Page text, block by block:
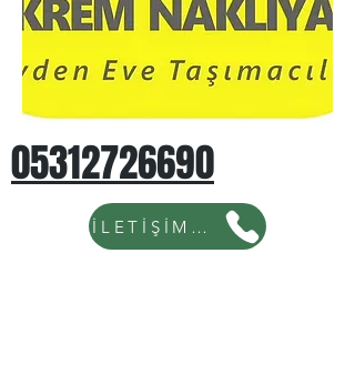
05312726690
İLETİŞİM İÇİN TIKLAYINIZ...